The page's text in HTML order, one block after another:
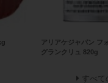
アリアケジャパン フ
グランクリュ 820g
すべ